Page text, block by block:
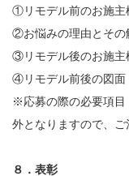
①リモデル前のお施主
②お悩みの理由とその
③リモデル後のお施主
④リモデル前後の図面
※応募の際の必要項
外となりますので、ご
８．表彰